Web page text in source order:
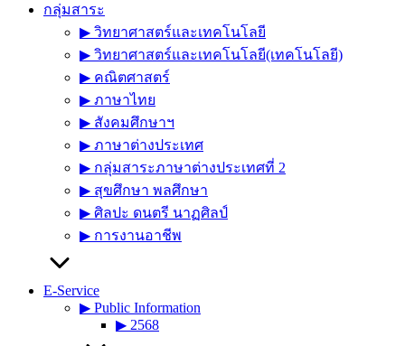
กลุ่มสาระ
▶︎ วิทยาศาสตร์และเทคโนโลยี
▶︎ วิทยาศาสตร์และเทคโนโลยี(เทคโนโลยี)
▶︎ คณิตศาสตร์
▶︎ ภาษาไทย
▶︎ สังคมศึกษาฯ
▶︎ ภาษาต่างประเทศ
▶︎ กลุ่มสาระภาษาต่างประเทศที่ 2
▶︎ สุขศึกษา พลศึกษา
▶︎ ศิลปะ ดนตรี นาฏศิลป์
▶︎ การงานอาชีพ
E-Service
▶︎ Public Information
▶︎ 2568